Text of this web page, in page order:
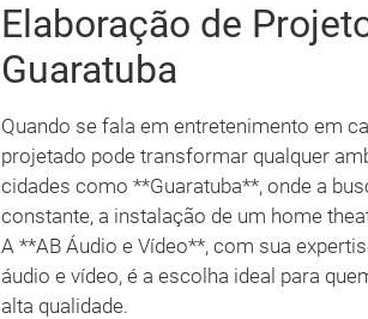
Elaboração de
Guaratuba
Quando se fala em entretenimento em
projetado pode transformar qualquer
cidades como **Guaratuba**, onde a
constante, a instalação de um home
A **AB Áudio e Vídeo**, com sua
áudio e vídeo, é a escolha ideal para
alta qualidade.